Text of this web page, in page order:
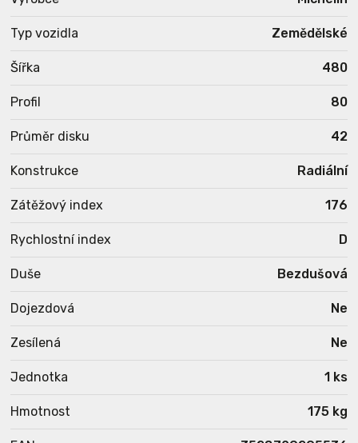
Typ vozidla Zemědělské
Šířka 480
Profil 80
Průměr disku 42
Konstrukce Radiální
Zátěžový index 176
Rychlostní index D
Duše Bezdušová
Dojezdová Ne
Zesílená Ne
Jednotka 1 ks
Hmotnost 175 kg